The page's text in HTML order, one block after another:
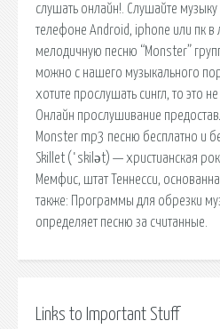
слушать онлайн!. Слушайте
телефоне Android, iphone или пк
мелодичную песню “Monster”
можно с нашего музыкального
хотите прослушать сингл, то это
Онлайн прослушивание
Monster mp3 песню бесплатно и
Skillet (ˈskilət) — христианская
Мемфис, штат Теннесси,
также: Программы для обрезки
определяет песню за считанные.
Links to Important Stuff